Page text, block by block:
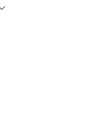
まで歩んでまいりま
と